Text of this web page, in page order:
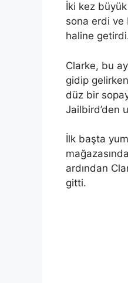
İki kez
sona erdi ve
haline
Clarke, bu
gidip gelirken
düz bir
Jailbird’den
İlk başta
ardından
gitti.